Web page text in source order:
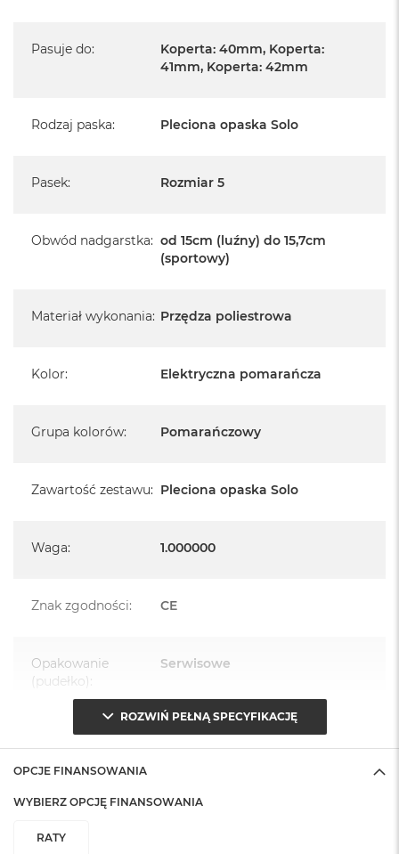
Pasuje do:
Koperta: 40mm, Koperta:
41mm, Koperta: 42mm
Rodzaj paska: Pleciona opaska Solo
Pasek: Rozmiar 5
Obwód nadgarstka: od 15cm (luźny) do 15,7cm
(sportowy)
Materiał wykonania: Przędza poliestrowa
Kolor: Elektryczna pomarańcza
Grupa kolorów: Pomarańczowy
Zawartość zestawu: Pleciona opaska Solo
Waga: 1.000000
Znak zgodności: CE
Opakowanie
(pudełko):
Serwisowe
ROZWIŃ PEŁNĄ SPECYFIKACJĘ
OPCJE FINANSOWANIA
WYBIERZ OPCJĘ FINANSOWANIA
RATY